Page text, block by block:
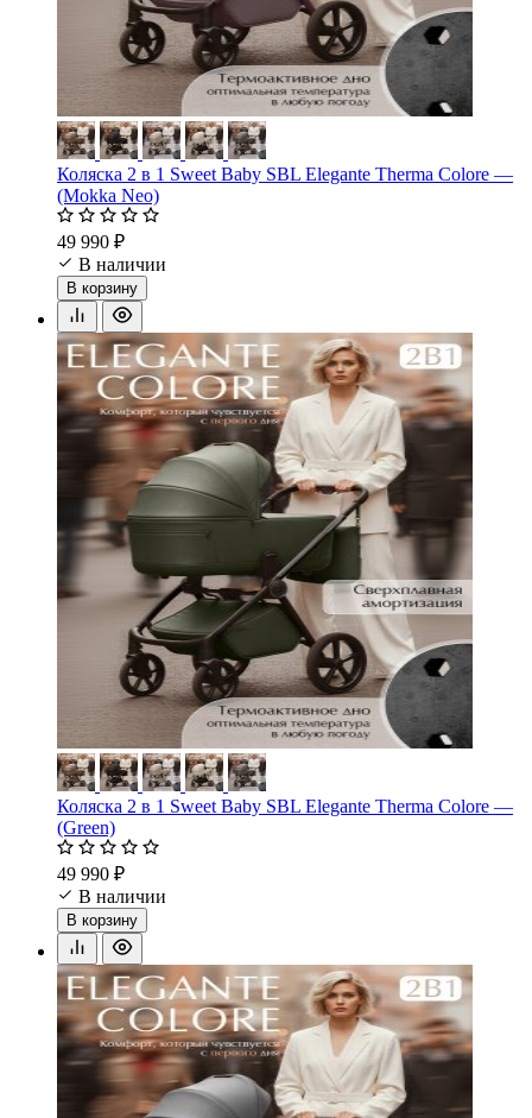
Коляска 2 в 1 Sweet Baby SBL Elegante Therma Colore —
(Mokka Neo)
49 990 ₽
В наличии
В корзину
Коляска 2 в 1 Sweet Baby SBL Elegante Therma Colore —
(Green)
49 990 ₽
В наличии
В корзину